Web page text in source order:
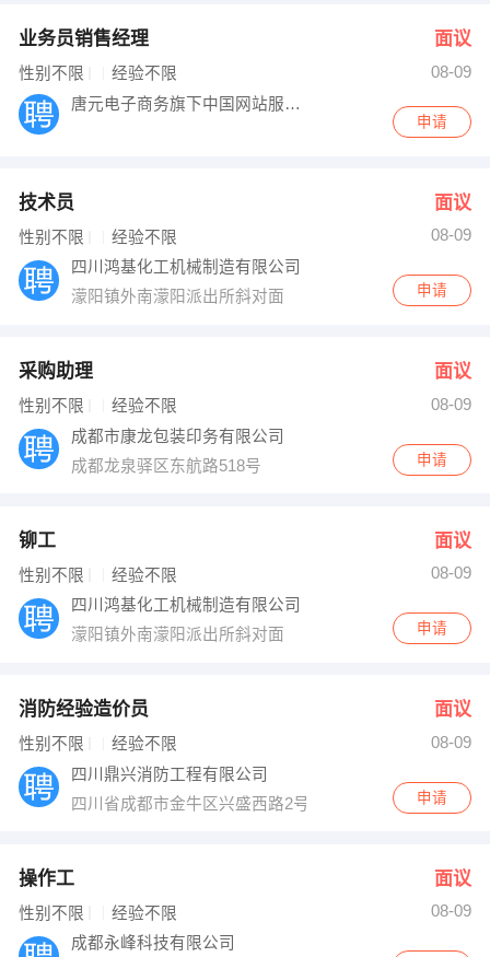
业务员销售经理 面议
性别不限 经验不限
08-09
唐元电子商务旗下中国网站服务网四川分公司
申请
技术员 面议
性别不限 经验不限
08-09
四川鸿基化工机械制造有限公司
濛阳镇外南濛阳派出所斜对面
申请
采购助理 面议
性别不限 经验不限
08-09
成都市康龙包装印务有限公司
成都龙泉驿区东航路518号
申请
铆工 面议
性别不限 经验不限
08-09
四川鸿基化工机械制造有限公司
濛阳镇外南濛阳派出所斜对面
申请
消防经验造价员 面议
性别不限 经验不限
08-09
四川鼎兴消防工程有限公司
四川省成都市金牛区兴盛西路2号3栋1304
申请
操作工 面议
性别不限 经验不限
08-09
成都永峰科技有限公司